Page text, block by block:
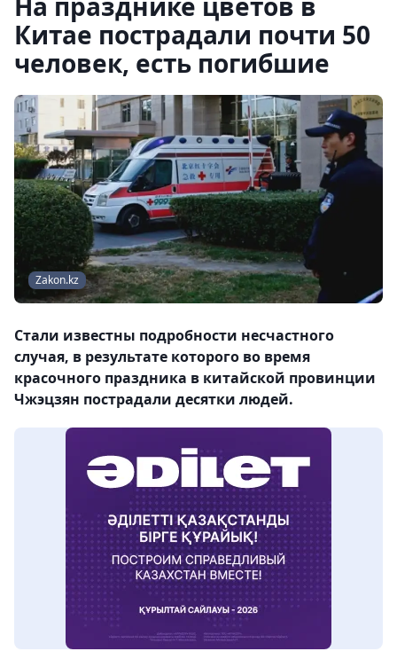
Китае пострадали почти 50
человек, есть погибшие
Zakon.kz
Стали известны подробности несчастного
случая, в результате которого во время
красочного праздника в китайской провинции
Чжэцзян пострадали десятки людей.